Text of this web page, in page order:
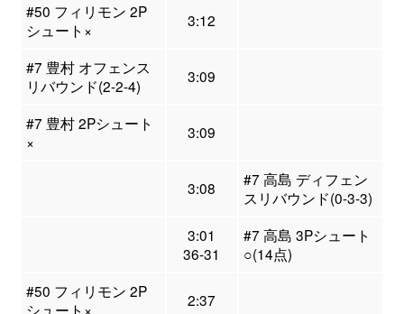
#50 フィリモン 2P
シュート×
3:12
#7 豊村 オフェンス
リバウンド(2-2-4)
3:09
#7 豊村 2Pシュート
×
3:09
3:08
#7 高島 ディフェン
スリバウンド(0-3-3)
3:01
36-31
#7 高島 3Pシュート
○(14点)
#50 フィリモン 2P
シュート×
2:37